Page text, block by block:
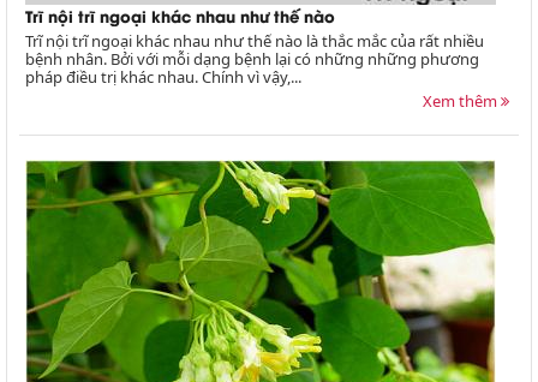
Trĩ nội trĩ ngoại khác nhau như thế nào
Trĩ nội trĩ ngoại khác nhau như thế nào là thắc mắc của rất nhiều
bệnh nhân. Bởi với mỗi dạng bệnh lại có những những phương
pháp điều trị khác nhau. Chính vì vậy,...
Xem thêm